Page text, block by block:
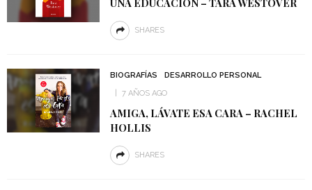
UNA EDUCACIÓN – TARA WESTOVER
SHARES
BIOGRAFÍAS
DESARROLLO PERSONAL
7 AÑOS AGO
AMIGA, LÁVATE ESA CARA – RACHEL
HOLLIS
SHARES